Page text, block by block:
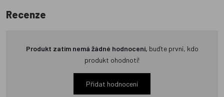
Recenze
Produkt zatím nemá žádné hodnocení, buďte první, kdo
produkt ohodnotí!
Přidat hodnocení